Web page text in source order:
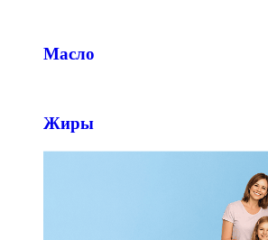
Масло
Жиры